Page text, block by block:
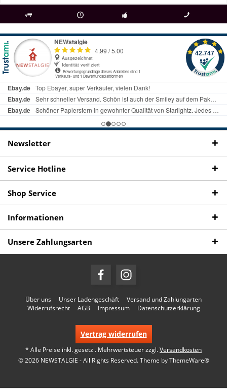
ab € 69 Bestellwert seit 98 Jahren Fachgeschäft + telefonisch erreichbar
09497 1511
Newsletter
Service Hotline
Shop Service
Informationen
Unsere Zahlungsarten
Über uns Unser Ladengeschäft
Versand und Zahlungarten
Widerrufsrecht
AGB Impressum Datenschutzerklärung
Vertrag widerrufen
* Alle Preise inkl. gesetzl. Mehrwertsteuer zzgl.Versandkosten
© 2026 NEWSTALGIE - All Rights Reserved. Theme byThemeWare®